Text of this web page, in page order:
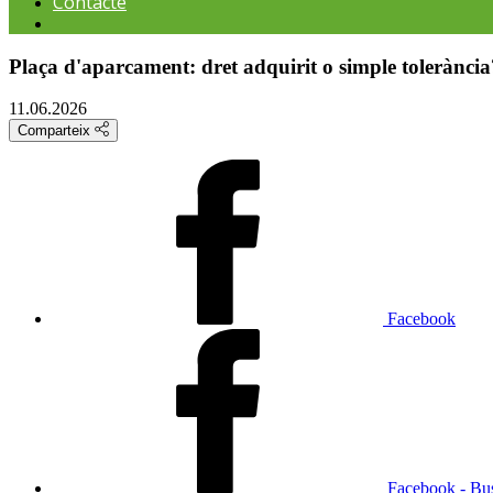
Plaça d'aparcament: dret adquirit o simple
11.06.2026
Comparteix
Facebook
Facebook -